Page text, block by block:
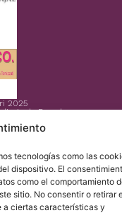
tecnologías como las
dispositivo. El
como el comportamiento
sitio. No consentir o retirar
ciertas características y
2025
de Barcelona